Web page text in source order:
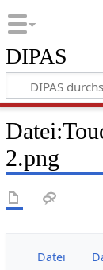
DIPAS
2.png
Datei